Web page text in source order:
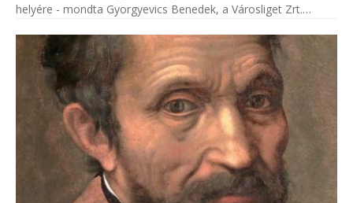
helyére - mondta Gyorgyevics Benedek, a Városliget Zrt.